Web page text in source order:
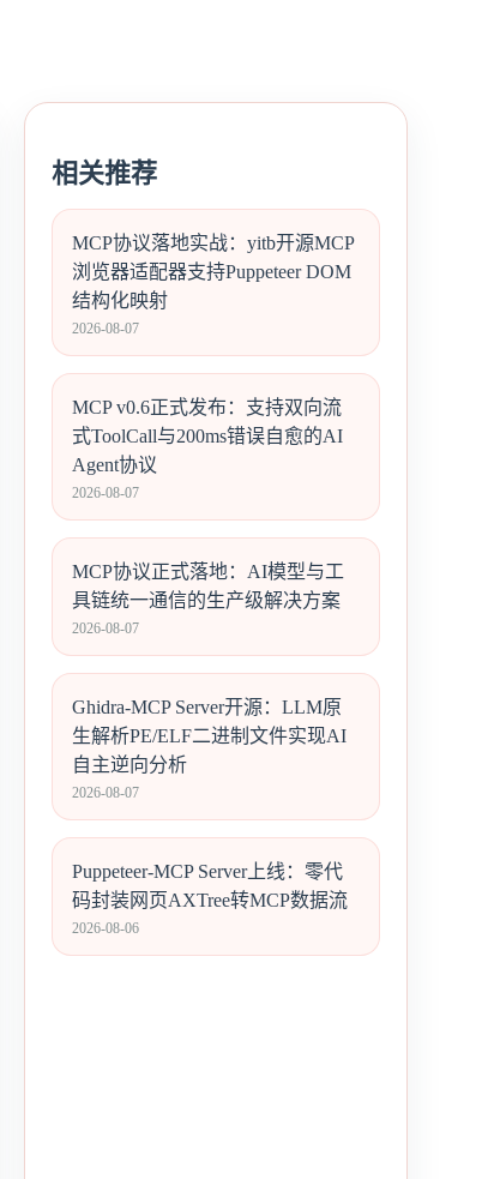
相关推荐
MCP协议落地实战：yitb开源MCP
浏览器适配器支持Puppeteer DOM
结构化映射
2026-08-07
MCP v0.6正式发布：支持双向流
式ToolCall与200ms错误自愈的AI
Agent协议
2026-08-07
MCP协议正式落地：AI模型与工
具链统一通信的生产级解决方案
2026-08-07
Ghidra-MCP Server开源：LLM原
生解析PE/ELF二进制文件实现AI
自主逆向分析
2026-08-07
Puppeteer-MCP Server上线：零代
码封装网页AXTree转MCP数据流
2026-08-06